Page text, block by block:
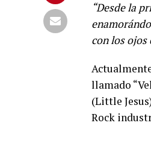
“Desde la
con los ojos
llamado
(Little
Rock